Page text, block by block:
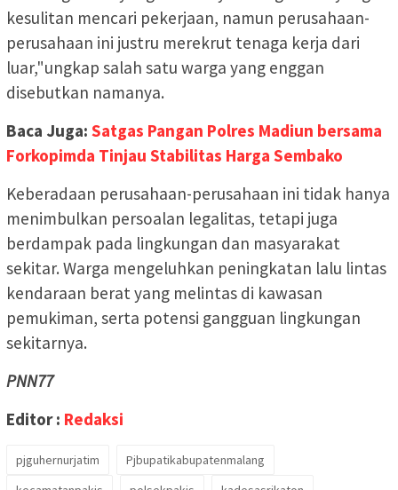
kesulitan mencari pekerjaan, namun perusahaan-
perusahaan ini justru merekrut tenaga kerja dari
luar,"ungkap salah satu warga yang enggan
disebutkan namanya.
Baca Juga: Satgas Pangan Polres Madiun bersama
Forkopimda Tinjau Stabilitas Harga Sembako
Keberadaan perusahaan-perusahaan ini tidak hanya
menimbulkan persoalan legalitas, tetapi juga
berdampak pada lingkungan dan masyarakat
sekitar. Warga mengeluhkan peningkatan lalu lintas
kendaraan berat yang melintas di kawasan
pemukiman, serta potensi gangguan lingkungan
sekitarnya.
PNN77
Editor : Redaksi
pjguhernurjatim
Pjbupatikabupatenmalang